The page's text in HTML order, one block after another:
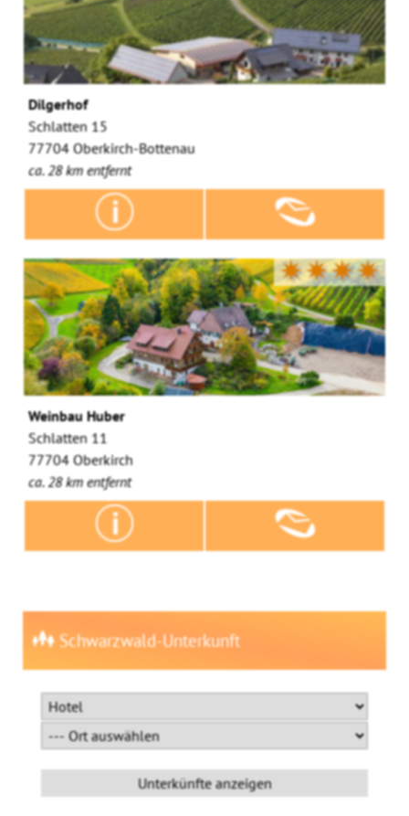
Dilgerhof
Schlatten 15
77704 Oberkirch-Bottenau
ca. 28 km entfernt
✷✷✷✷
Weinbau Huber
Schlatten 11
77704 Oberkirch
ca. 28 km entfernt
Schwarzwald-Unterkunft